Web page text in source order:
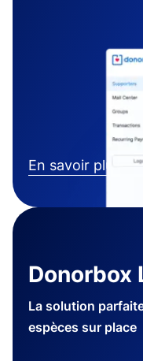
En savoir plus
Donorbox
La solution
espèces sur place